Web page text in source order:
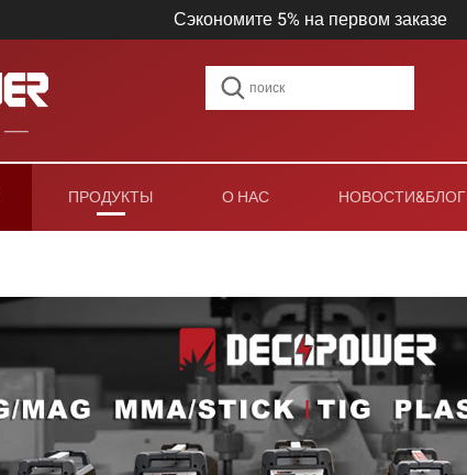
Сэкономите 5% на первом заказе
ПРОДУКТЫ О НАС НОВОСТИ&БЛОГ